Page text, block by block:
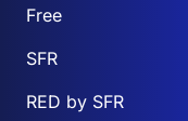
Free
SFR
RED by SFR